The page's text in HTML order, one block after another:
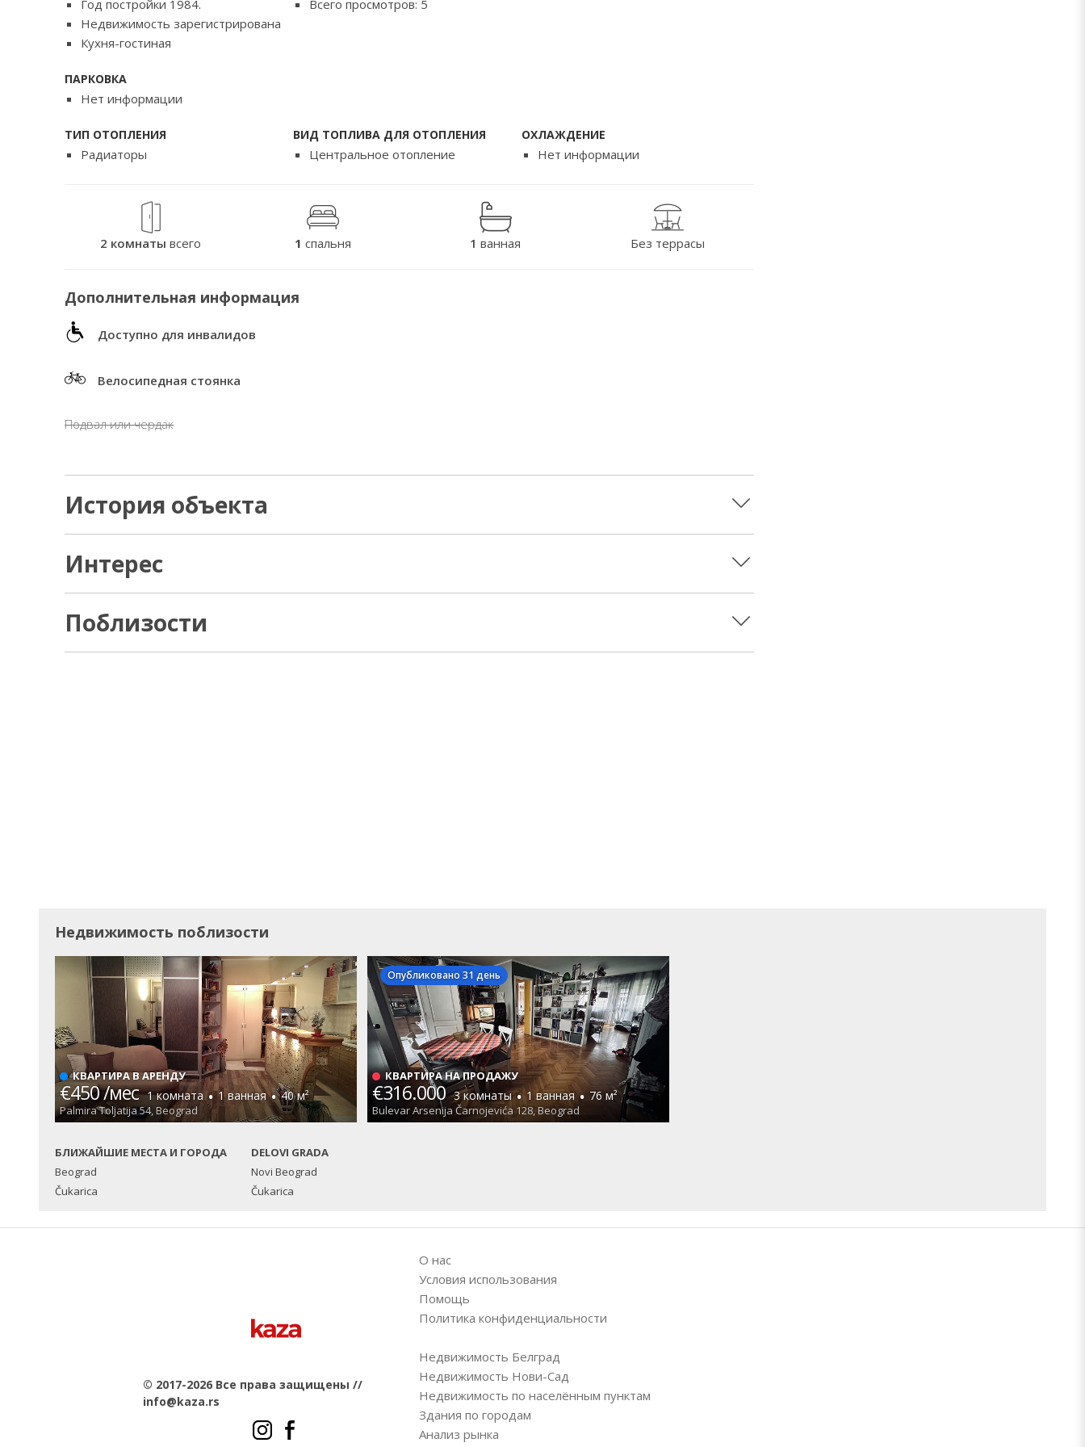
Год постройки 1984.
Недвижимость зарегистрирована
Кухня-гостиная
Всего просмотров: 5
ПАРКОВКА
Нет информации
ТИП ОТОПЛЕНИЯ
Радиаторы
ВИД ТОПЛИВА ДЛЯ ОТОПЛЕНИЯ
Центральное отопление
ОХЛАЖДЕНИЕ
Нет информации
2 комнаты всего 1 спальня 1 ванная Без террасы
Дополнительная информация
Доступно для инвалидов
Велосипедная стоянка
Подвал или чердак
История объекта
Интерес
Поблизости
Недвижимость поблизости
КВАРТИРА В АРЕНДУ
€450 /мес 1 комната · 1 ванная · 40 м²
Palmira Toljatija 54, Beograd
Опубликовано 31 день
КВАРТИРА НА ПРОДАЖУ
€316.000 3 комнаты · 1 ванная · 76 м²
Bulevar Arsenija Čarnojevića 128, Beograd
БЛИЖАЙШИЕ МЕСТА И ГОРОДА
Beograd
Čukarica
DELOVI GRADA
Novi Beograd
Čukarica
© 2017-2026 Все права защищены //
info@kaza.rs
О нас
Условия использования
Помощь
Политика конфиденциальности
Недвижимость Белград
Недвижимость Нови-Сад
Недвижимость по населённым пунктам
Здания по городам
Анализ рынка